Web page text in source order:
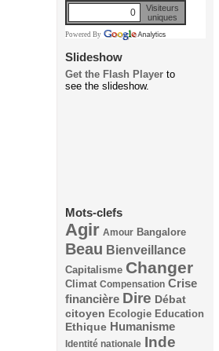
0
Visiteurs
uniques
Powered By
Slideshow
Get the Flash Playerto
see the slideshow.
Mots-clefs
Agir Amour Bangalore
Beau Bienveillance
Capitalisme Changer
Climat Compensation Crise
financière Dire Débat
citoyen Ecologie Education
Ethique Humanisme
Identité nationale Inde